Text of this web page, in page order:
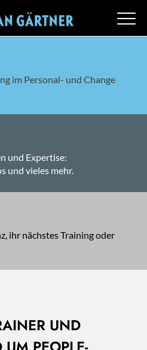
im Personal- und Change
und Expertise:
und vieles mehr.
ihr nächstes Training oder
UND